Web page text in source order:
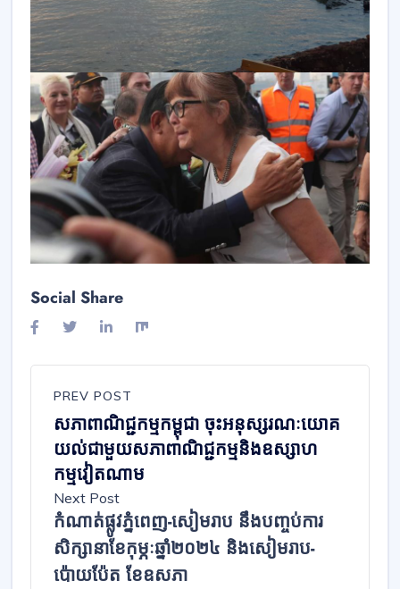
Social Share
PREV POST
សភាពាណិជ្ជកម្មកម្ពុជា ចុះអនុស្សរណៈយោគ
យល់ជាមួយសភាពាណិជ្ជកម្មនិងឧស្សាហ
កម្មវៀតណាម
Next Post
កំណាត់ផ្លូវភ្នំពេញ-សៀមរាប នឹងបញ្ចប់ការ
សិក្សានាខែកុម្ភៈឆ្នាំ២០២៤ និងសៀមរាប-
ប៉ោយប៉ែត ខែឧសភា